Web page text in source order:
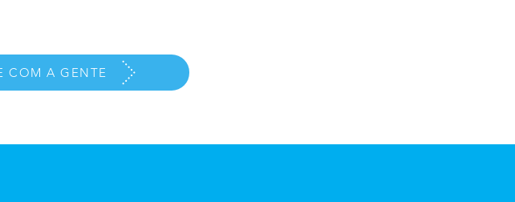
COM A GENTE